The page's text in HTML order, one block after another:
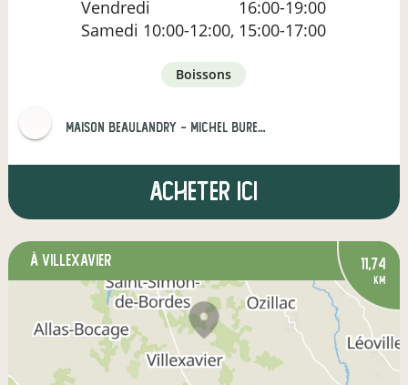
Vendredi
16:00-19:00
Samedi 10:00-12:00, 15:00-17:00
boissons
Maison Beaulandry - Michel BUREAU et Fils
Acheter ici
à Villexavier 11,74
km